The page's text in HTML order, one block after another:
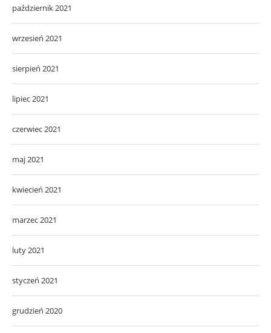
październik 2021
wrzesień 2021
sierpień 2021
lipiec 2021
czerwiec 2021
maj 2021
kwiecień 2021
marzec 2021
luty 2021
styczeń 2021
grudzień 2020